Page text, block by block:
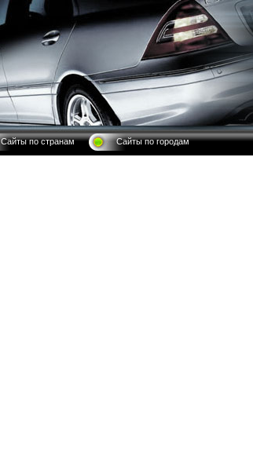
Сайты по странам Сайты по городам